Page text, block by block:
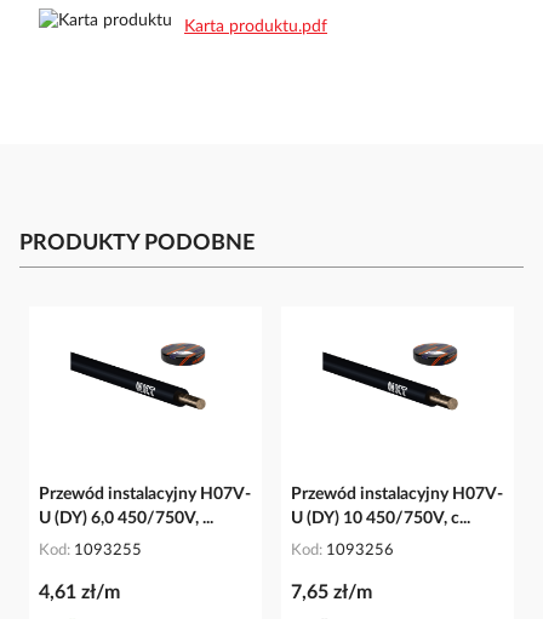
Karta produktu.pdf
PRODUKTY PODOBNE
Przewód instalacyjny H07V-
U (DY) 6,0 450/750V, ...
Kod 1093255
4,61 zł/m
Przewód instalacyjny H07V-
U (DY) 10 450/750V, c...
Kod 1093256
7,65 zł/m